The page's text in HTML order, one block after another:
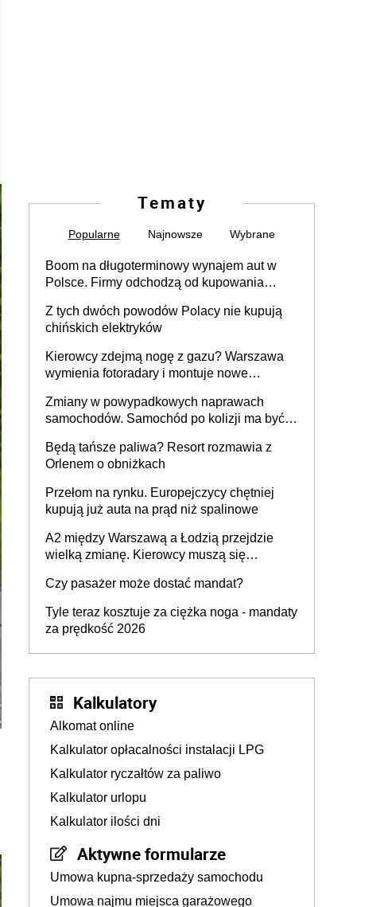
Tematy
Popularne Najnowsze Wybrane
Boom na długoterminowy wynajem aut w
Polsce. Firmy odchodzą od kupowania
Z tych dwóch powodów Polacy nie kupują
chińskich elektryków
Kierowcy zdejmą nogę z gazu? Warszawa
wymienia fotoradary i montuje nowe
Zmiany w powypadkowych naprawach
samochodów. Samochód po kolizji ma być
technologią producenta
Będą tańsze paliwa? Resort rozmawia z
Orlenem o obniżkach
Przełom na rynku. Europejczycy chętniej
kupują już auta na prąd niż spalinowe
A2 między Warszawą a Łodzią przejdzie
wielką zmianę. Kierowcy muszą się
Czy pasażer może dostać mandat?
Tyle teraz kosztuje za ciężka noga - mandaty
za prędkość 2026
Kalkulatory
Alkomat online
Kalkulator opłacalności instalacji LPG
Kalkulator ryczałtów za paliwo
Kalkulator urlopu
Kalkulator ilości dni
Aktywne formularze
Umowa kupna-sprzedaży samochodu
Umowa najmu miejsca garażowego